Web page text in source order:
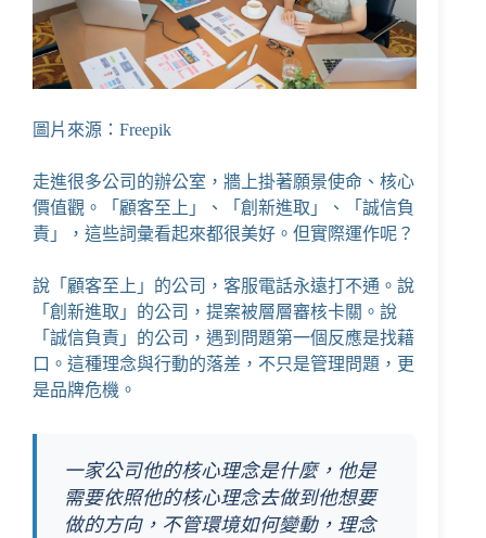
圖片來源：Freepik
走進很多公司的辦公室，牆上掛著願景使命、核心
價值觀。「顧客至上」、「創新進取」、「誠信負
責」，這些詞彙看起來都很美好。但實際運作呢？
說「顧客至上」的公司，客服電話永遠打不通。說
「創新進取」的公司，提案被層層審核卡關。說
「誠信負責」的公司，遇到問題第一個反應是找藉
口。這種理念與行動的落差，不只是管理問題，更
是品牌危機。
一家公司他的核心理念是什麼，他是
需要依照他的核心理念去做到他想要
做的方向，不管環境如何變動，理念